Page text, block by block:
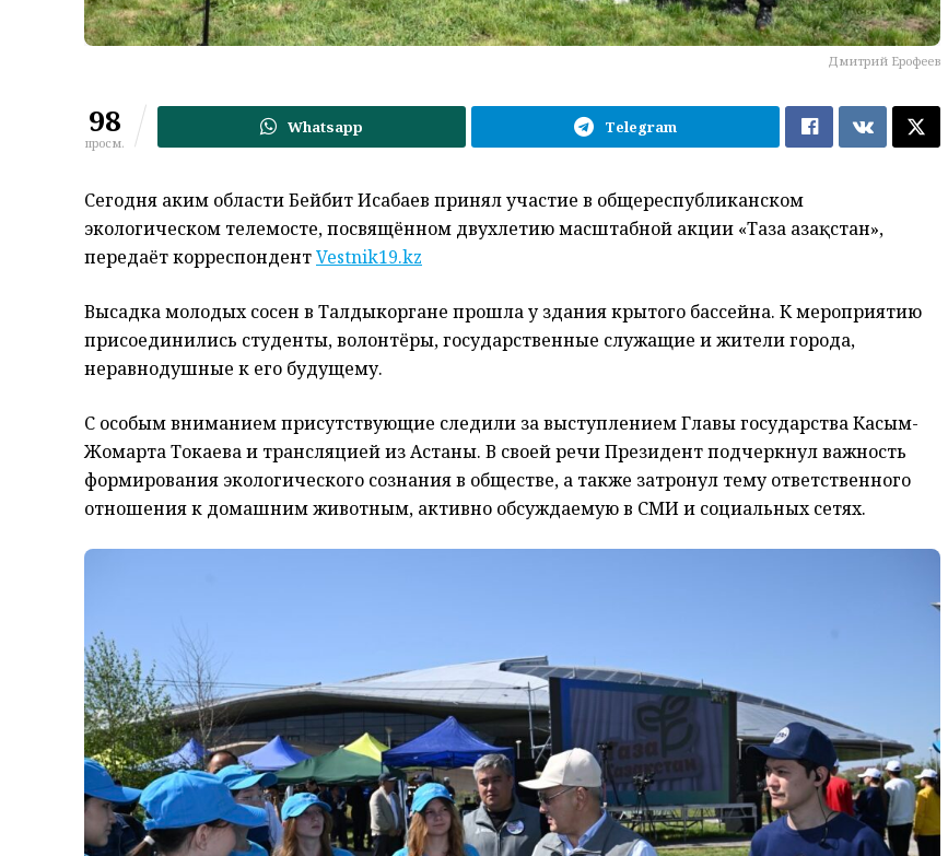
Дмитрий Ерофеев
98
просм.
Whatsapp Telegram
Сегодня аким области Бейбит Исабаев принял участие в общереспубликанском
экологическом телемосте, посвящённом двухлетию масштабной акции «Таза Қазақстан»,
передаёт корреспондентVestnik19.kz
Высадка молодых сосен в Талдыкоргане прошла у здания крытого бассейна. К мероприятию
присоединились студенты, волонтёры, государственные служащие и жители города,
неравнодушные к его будущему.
С особым вниманием присутствующие следили за выступлением Главы государства Касым-
Жомарта Токаева и трансляцией из Астаны. В своей речи Президент подчеркнул важность
формирования экологического сознания в обществе, а также затронул тему ответственного
отношения к домашним животным, активно обсуждаемую в СМИ и социальных сетях.